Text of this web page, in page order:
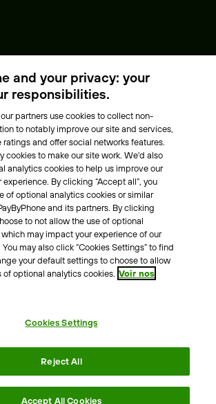
Politique de Confidentialité
Politique Cookies
and your privacy: your
responsibilities.
partners use cookies to collect non-
to notably improve our site and services,
and offer social networks features.
cookies to make our site work. We'd also
analytics cookies to help us improve our
experience. By clicking “Accept all”, you
of optional analytics cookies or similar
and its partners. By clicking
to not allow the use of optional
may impact your experience of our
may also click “Cookies Settings” to find
your default settings to choose to allow
of optional analytics cookies. Voir nos
Cookies Settings
Reject All
Accept All Cookies